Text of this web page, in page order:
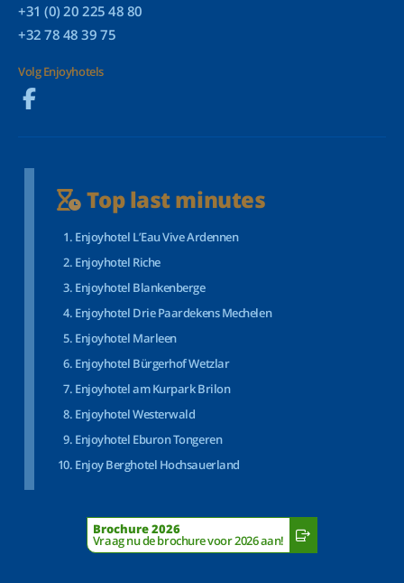
+31 (0) 20 225 48 80
+32 78 48 39 75
Volg Enjoyhotels
Top last minutes
Enjoyhotel L’Eau Vive Ardennen
Enjoyhotel Riche
Enjoyhotel Blankenberge
Enjoyhotel Drie Paardekens Mechelen
Enjoyhotel Marleen
Enjoyhotel Bürgerhof Wetzlar
Enjoyhotel am Kurpark Brilon
Enjoyhotel Westerwald
Enjoyhotel Eburon Tongeren
Enjoy Berghotel Hochsauerland
Brochure 2026
Vraag nu de brochure voor 2026 aan!